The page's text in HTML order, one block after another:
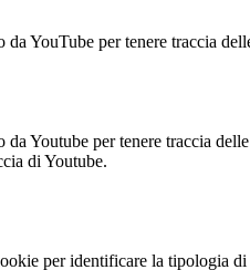
da YouTube per tenere traccia
da Youtube per tenere traccia
di Youtube.
per identificare la tipologia